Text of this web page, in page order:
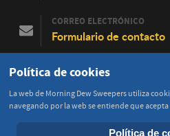
CORREO ELECTRÓNICO
Formulario de contacto
FACEBOOK
Política de cookies
La web de Morning Dew Sweepers utiliza
navegando por la web se entiende que
Política de